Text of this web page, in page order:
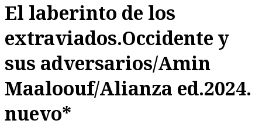
El laberinto de los
extraviados.Occidente y
sus adversarios/Amin
Maaloouf/Alianza ed.2024.
nuevo*